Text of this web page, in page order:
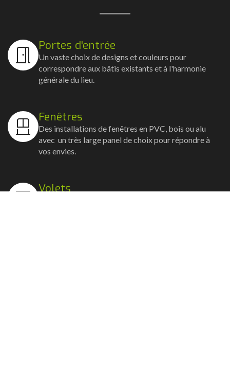
Portes d'entrée
Un vaste choix de designs et couleurs pour
correspondre aux bâtis existants et à l'harmonie
générale du lieu.
Fenêtres
Des installations de fenêtres en PVC, bois ou alu
avec un très large panel de choix pour répondre à
vos envies.
Volets